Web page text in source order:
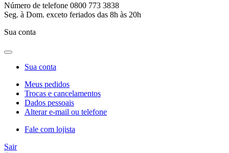
Número de telefone 0800 773 3838
Seg. à Dom. exceto feriados das 8h às 20h
Sua conta
Sua conta
Meus pedidos
Trocas e cancelamentos
Dados pessoais
Alterar e-mail ou telefone
Fale com lojista
Sair